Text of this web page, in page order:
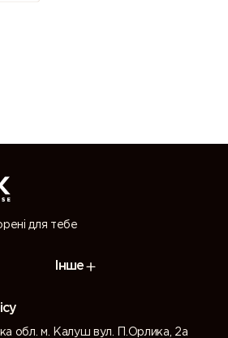
для тебе
Інше
обл. м. Калуш вул. П.Орлика, 2а